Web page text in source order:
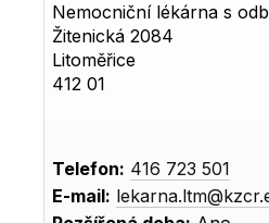
Nemocniční lékárna s
Žitenická 2084
Litoměřice
412 01
Telefon: 416 723 501
E-mail: